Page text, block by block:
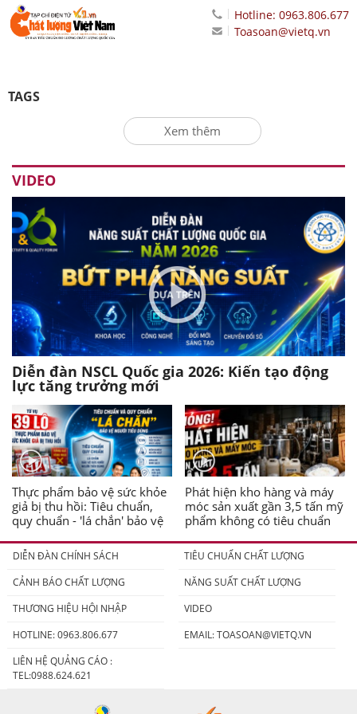
Hotline: 0963.806.677
Toasoan@vietq.vn
TAGS
Xem thêm
VIDEO
Diễn đàn NSCL Quốc gia 2026: Kiến tạo động
lực tăng trưởng mới
Thực phẩm bảo vệ sức khỏe
giả bị thu hồi: Tiêu chuẩn,
quy chuẩn - 'lá chắn' bảo vệ
Phát hiện kho hàng và máy
móc sản xuất gần 3,5 tấn mỹ
phẩm không có tiêu chuẩn
DIỄN ĐÀN CHÍNH SÁCH
TIÊU CHUẨN CHẤT LƯỢNG
CẢNH BÁO CHẤT LƯỢNG
NĂNG SUẤT CHẤT LƯỢNG
THƯƠNG HIỆU HỘI NHẬP
VIDEO
HOTLINE: 0963.806.677
EMAIL:TOASOAN@VIETQ.VN
LIÊN HỆ QUẢNG CÁO :
TEL:0988.624.621